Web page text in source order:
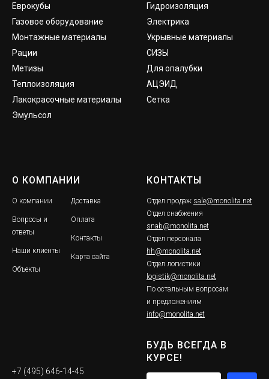
Еврокубы
Газовое оборудование
Монтажные материалы
Рации
Метизы
Теплоизоляция
Лакокрасочные материалы
Эмульсол
Гидроизоляция
Электрика
Укрывные материалы
СИЗЫ
Для опалубки
АЦЭИД
Сетка
О КОМПАНИИ
О компании
Вопросы и
ответы
Наши клиенты
Объекты
Доставка
Оплата
Контакты
Карта сайта
КОНТАКТЫ
Отдел продаж sale@monolita.net
Отдел снабжения
snab@monolita.net
Отдел персонала
hh@monolita.net
Отдел логистики
logistik@monolita.net
По остальным вопросам
и предложениям
info@monolita.net
+7 (495) 646-14-45
БУДЬ ВСЕГДА В
КУРСЕ!